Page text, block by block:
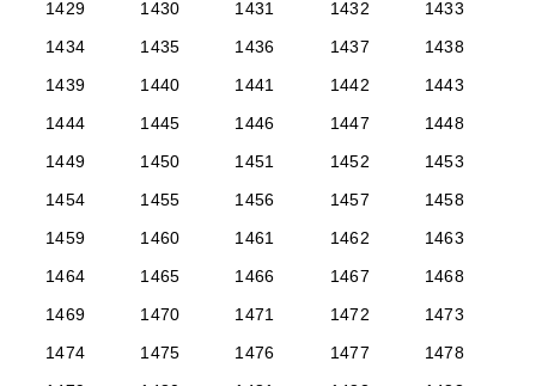
1429
1430 1431 1432
1433
1434
1435 1436 1437
1438
1439
1440 1441 1442
1443
1444
1445 1446 1447
1448
1449
1450 1451 1452
1453
1454
1455 1456 1457
1458
1459
1460 1461 1462
1463
1464
1465 1466 1467
1468
1469
1470 1471 1472
1473
1474
1475 1476 1477
1478